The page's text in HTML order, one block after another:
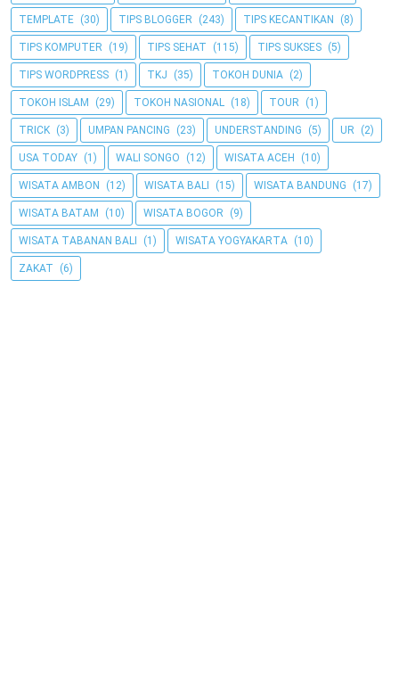
TEMPLATE (30) TIPS BLOGGER (243) TIPS KECANTIKAN (8)
TIPS KOMPUTER (19) TIPS SEHAT (115) TIPS SUKSES (5)
TIPS WORDPRESS (1) TKJ (35) TOKOH DUNIA (2)
TOKOH ISLAM (29) TOKOH NASIONAL (18) TOUR (1)
TRICK (3) UMPAN PANCING (23) UNDERSTANDING (5) UR (2)
USA TODAY (1) WALI SONGO (12) WISATA ACEH (10)
WISATA AMBON (12) WISATA BALI (15) WISATA BANDUNG (17)
WISATA BATAM (10) WISATA BOGOR (9)
WISATA TABANAN BALI (1) WISATA YOGYAKARTA (10)
ZAKAT (6)